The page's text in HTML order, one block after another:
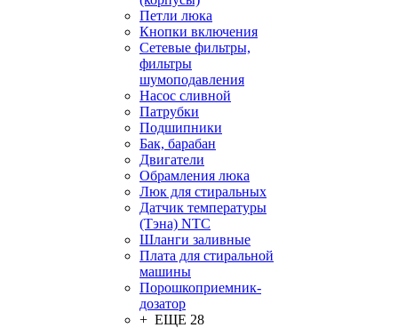
Петли люка
Кнопки включения
Сетевые фильтры,
фильтры
шумоподавления
Насос сливной
Патрубки
Подшипники
Бак, барабан
Двигатели
Обрамления люка
Люк для стиральных
Датчик температуры
(Тэна) NTC
Шланги заливные
Плата для стиральной
машины
Порошкоприемник-
дозатор
+ ЕЩЕ 28